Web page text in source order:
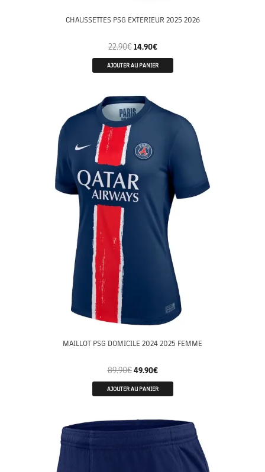
CHAUSSETTES PSG EXTERIEUR 2025 2026
22.90€ 14.90€
AJOUTER AU PANIER
MAILLOT PSG DOMICILE 2024 2025 FEMME
89.90€ 49.90€
AJOUTER AU PANIER